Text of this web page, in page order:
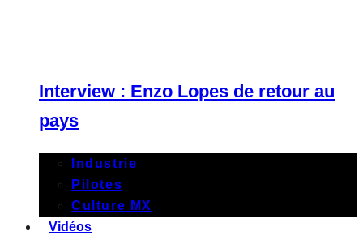
Interview : Enzo Lopes de retour au
pays
Industrie
Pilotes
Culture MX
Vidéos